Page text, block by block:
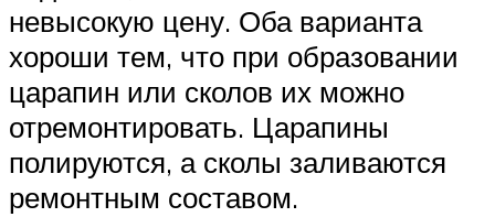
невысокую цену. Оба варианта
хороши тем, что при образовании
царапин или сколов их можно
отремонтировать. Царапины
полируются, а сколы заливаются
ремонтным составом.